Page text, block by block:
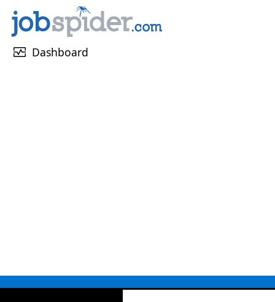
monitor_heart Dashboard